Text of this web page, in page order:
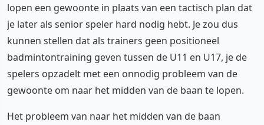
lopen een gewoonte in plaats van een tactisch plan dat
je later als senior speler hard nodig hebt. Je zou dus
kunnen stellen dat als trainers geen positioneel
badmintontraining geven tussen de U11 en U17, je de
spelers opzadelt met een onnodig probleem van de
gewoonte om naar het midden van de baan te lopen.
Het probleem van naar het midden van de baan